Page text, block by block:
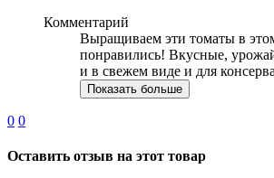
Комментарий
Выращиваем эти томаты в
понравились! Вкусные,
и в свежем виде и для
Показать больше
0 0
Оставить отзыв на этот товар